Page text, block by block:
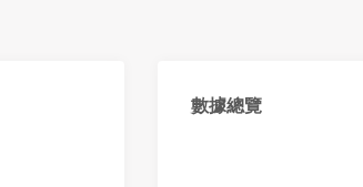
數據總覽